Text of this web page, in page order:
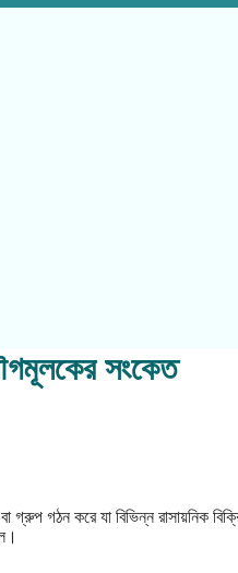
সংকেত
গঠন করে যা বিভিন্ন রাসায়নিক